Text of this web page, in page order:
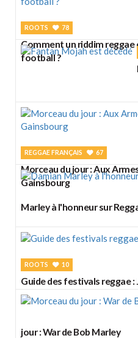
ROOTS 78
Comment un riddim reggae
football ?
REGGAE FRANÇAIS 67
Morceau du jour : Aux
Gainsbourg
Marley à l'honneur sur
ROOTS 10
Guide des festivals reggae :
jour : War de Bob Marley